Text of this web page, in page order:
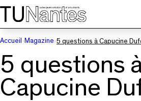
Passer directement à la navigation
Passer directement au contenu
Accueil
Magazine 5 questions à Capucine
5 questions
Capucine